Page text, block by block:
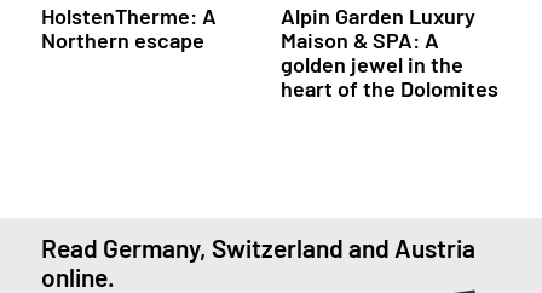
HolstenTherme: A
Northern escape
Alpin Garden Luxury
Maison & SPA: A
golden jewel in the
heart of the Dolomites
Read Germany, Switzerland and Austria
online.